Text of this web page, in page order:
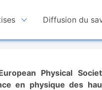
Diffusion du
Physical
en physique des